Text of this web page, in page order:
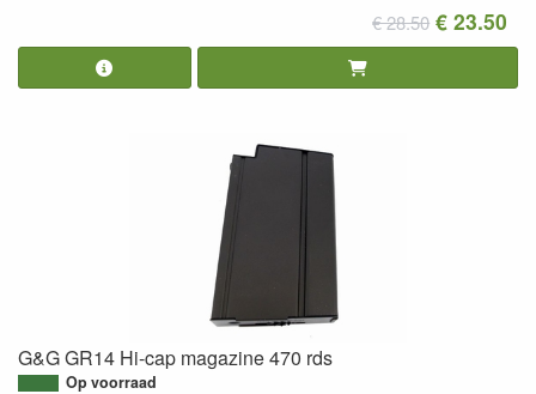
€ 28.50 € 23.50
G&G GR14 Hi-cap magazine 470 rds
Op voorraad